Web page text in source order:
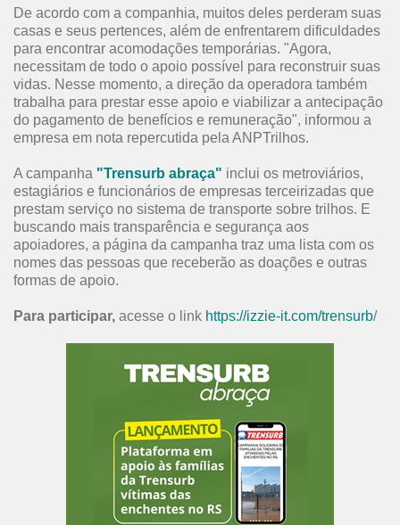
De acordo com a companhia, muitos deles perderam suas
casas e seus pertences, além de enfrentarem dificuldades
para encontrar acomodações temporárias. "Agora,
necessitam de todo o apoio possível para reconstruir suas
vidas. Nesse momento, a direção da operadora também
trabalha para prestar esse apoio e viabilizar a antecipação
do pagamento de benefícios e remuneração", informou a
empresa em nota repercutida pela ANPTrilhos.
A campanha "Trensurb abraça" inclui os metroviários,
estagiários e funcionários de empresas terceirizadas que
prestam serviço no sistema de transporte sobre trilhos. E
buscando mais transparência e segurança aos
apoiadores, a página da campanha traz uma lista com os
nomes das pessoas que receberão as doações e outras
formas de apoio.
Para participar, acesse o link https://izzie-it.com/trensurb/